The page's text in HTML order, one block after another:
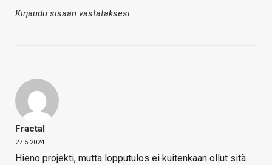
Kirjaudu sisään vastataksesi
Fractal
27.5.2024
Hieno projekti, mutta lopputulos ei kuitenkaan ollut sitä